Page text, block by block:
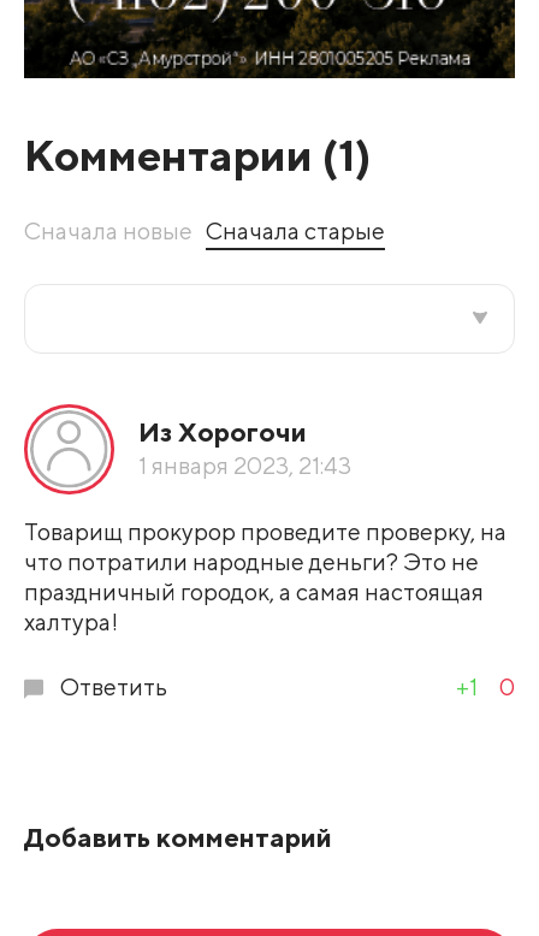
Комментарии (1)
Сначала новые Сначала старые
По рейтингу
Развернуть все
Из Хорогочи
1 января 2023, 21:43
Товарищ прокурор проведите проверку, на
что потратили народные деньги? Это не
праздничный городок, а самая настоящая
халтура!
Ответить +1 0
Добавить комментарий